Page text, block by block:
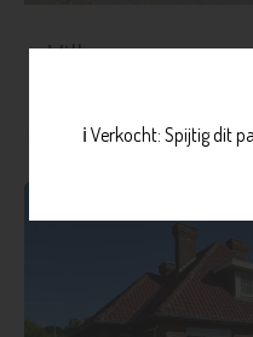
Villa
ℹ️ Verkocht: Spijtig dit